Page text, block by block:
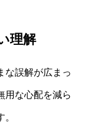
理解
な誤解が広まっ
用な心配を減ら